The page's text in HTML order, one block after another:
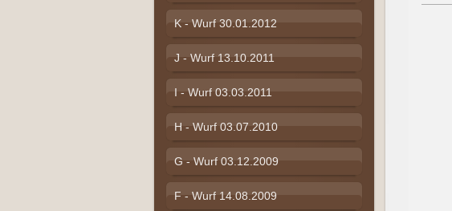
K - Wurf 30.01.2012
J - Wurf 13.10.2011
I - Wurf 03.03.2011
H - Wurf 03.07.2010
G - Wurf 03.12.2009
F - Wurf 14.08.2009